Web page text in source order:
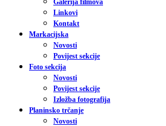
Galerija filmova
Linkovi
Kontakt
Markacijska
Novosti
Povijest sekcije
Foto sekcija
Novosti
Povijest sekcije
Izložba fotografija
Planinsko trčanje
Novosti